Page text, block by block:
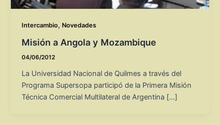
Intercambio, Novedades
Misión a Angola y Mozambique
04/06/2012
La Universidad Nacional de Quilmes a través del
Programa Supersopa participó de la Primera Misión
Técnica Comercial Multilateral de Argentina […]